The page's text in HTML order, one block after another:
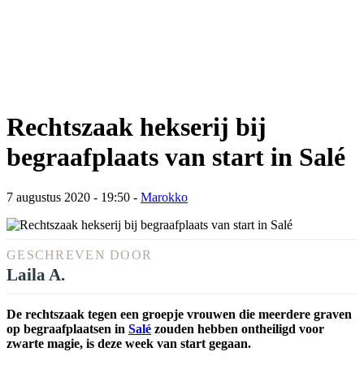
Rechtszaak hekserij bij
begraafplaats van start in Salé
7 augustus 2020 - 19:50 - Marokko
GESCHREVEN DOOR
Laila A.
De rechtszaak tegen een groepje vrouwen die meerdere graven
op begraafplaatsen in Salé zouden hebben ontheiligd voor
zwarte magie, is deze week van start gegaan.